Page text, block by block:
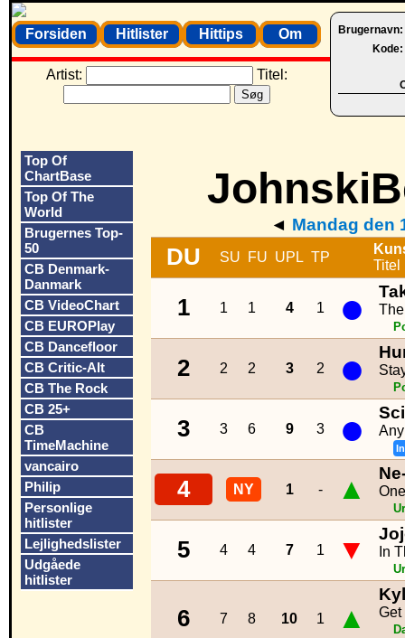
Brugernavn:
Kode:
Forsiden Hitlister Hittips Om
Artist: Titel:
Top Of
ChartBase
Top Of The
World
Brugernes Top-
50
CB Denmark-
Danmark
CB VideoChart
CB EUROPlay
CB Dancefloor
CB Critic-Alt
CB The Rock
CB 25+
CB
TimeMachine
vancairo
Philip
Personlige
hitlister
Lejlighedslister
Udgåede
hitlister
◄ Mandag den
DU SU FU UPL TP
Titel
1 1 1 4 1 ●
2 2 2 3 2 ●
3 3 6 9 3 ●
4 NY 1 - ▲
5 4 4 7 1 ▼ In
6 7 8 10 1 ▲ Get